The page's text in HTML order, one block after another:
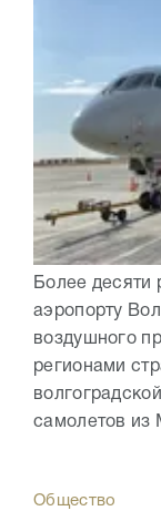
Более десяти
аэропорту
воздушного
регионами
самолетов из
Общество